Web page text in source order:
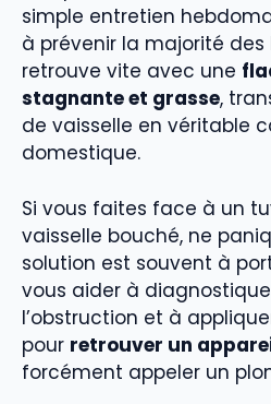
simple entretien
à prévenir la majorité des
retrouve vite avec une
stagnante et grasse,
de vaisselle en véritable
domestique.
Si vous faites face à un
vaisselle bouché, ne
solution est souvent à
vous aider à
l’obstruction et à
pour retrouver un
forcément appeler un